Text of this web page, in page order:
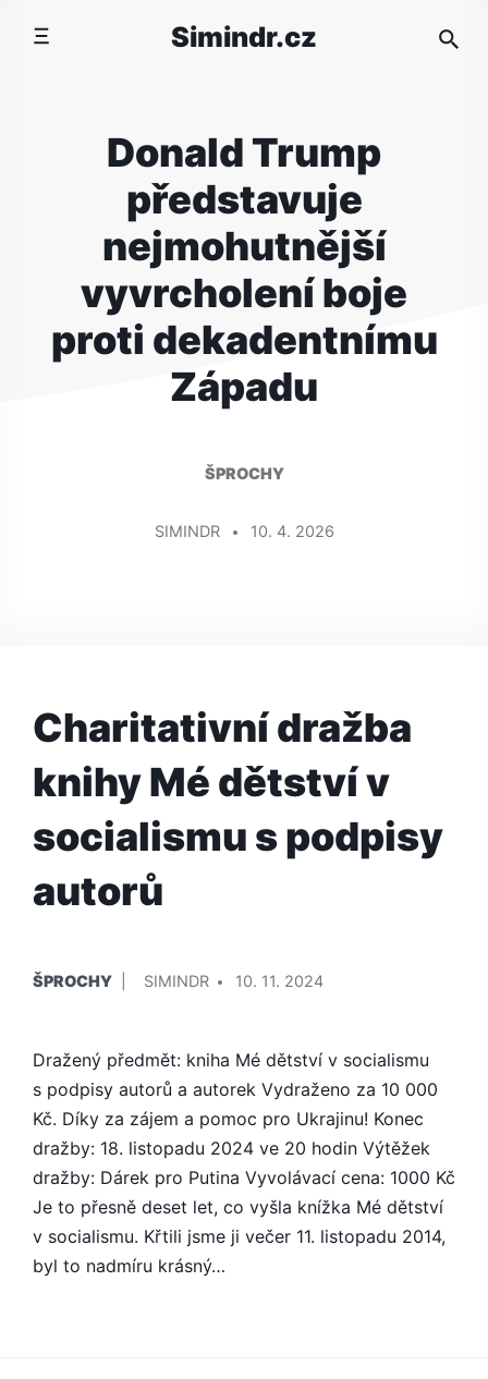
Simindr.cz
Donald Trump
představuje
nejmohutnější
vyvrcholení boje
proti dekadentnímu
Západu
ŠPROCHY
SIMINDR 10. 4. 2026
Charitativní dražba
knihy Mé dětství v
socialismu s podpisy
autorů
V
ŠPROCHY
SIMINDR
10. 11. 2024
Dražený předmět: kniha Mé dětství v socialismu
s podpisy autorů a autorek Vydraženo za 10 000
Kč. Díky za zájem a pomoc pro Ukrajinu! Konec
dražby: 18. listopadu 2024 ve 20 hodin Výtěžek
dražby: Dárek pro Putina Vyvolávací cena: 1000 Kč
Je to přesně deset let, co vyšla knížka Mé dětství
v socialismu. Křtili jsme ji večer 11. listopadu 2014,
byl to nadmíru krásný…